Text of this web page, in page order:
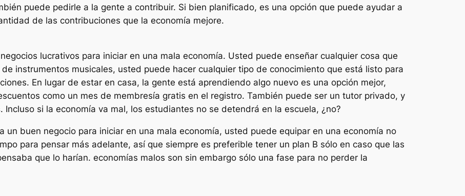
puede pedirle a la gente a contribuir. Si bien planificado, es una opción que puede ayudar a
de las contribuciones que la economía mejore.
lucrativos para iniciar en una mala economía. Usted puede enseñar cualquier cosa que
instrumentos musicales, usted puede hacer cualquier tipo de conocimiento que está listo para
En lugar de estar en casa, la gente está aprendiendo algo nuevo es una opción mejor,
como un mes de membresía gratis en el registro. También puede ser un tutor privado, y
si la economía va mal, los estudiantes no se detendrá en la escuela, ¿no?
un buen negocio para iniciar en una mala economía, usted puede equipar en una economía no
para pensar más adelante, así que siempre es preferible tener un plan B sólo en caso que las
que lo harían. economías malos son sin embargo sólo una fase para no perder la